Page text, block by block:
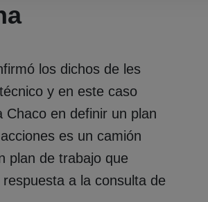
los dichos de les
y en este caso
Chaco en definir un plan
es un camión
plan de trabajo que
a la consulta de